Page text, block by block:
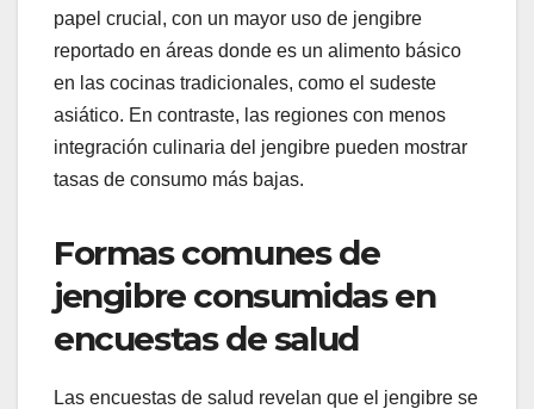
papel crucial, con un mayor uso de jengibre
reportado en áreas donde es un alimento básico
en las cocinas tradicionales, como el sudeste
asiático. En contraste, las regiones con menos
integración culinaria del jengibre pueden mostrar
tasas de consumo más bajas.
Formas comunes de
jengibre consumidas en
encuestas de salud
Las encuestas de salud revelan que el jengibre se